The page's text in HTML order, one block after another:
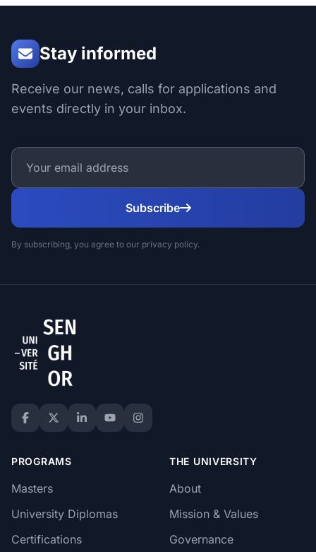
Stay informed
Receive our news, calls for applications and
events directly in your inbox.
Subscribe
By subscribing, you agree to our privacy policy.
PROGRAMS
Masters
University Diplomas
Certifications
THE UNIVERSITY
About
Mission & Values
Governance